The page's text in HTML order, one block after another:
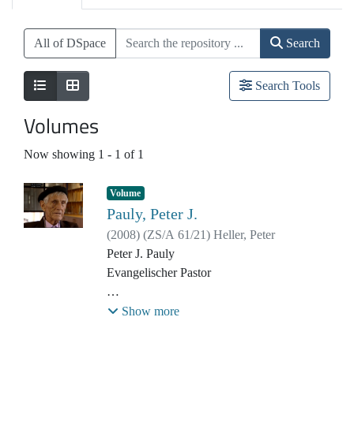
All of DSpace Search
Search Tools
Volumes
Now showing 1 - 1 of 1
Volume
Pauly, Peter J.
(2008) (ZS/A 61/21) Heller, Peter
Peter J. Pauly
Evangelischer Pastor
Filmausschnitte aus dem Film
Show more